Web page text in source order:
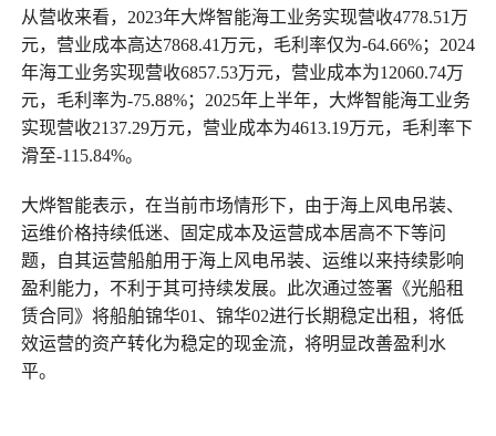
从营收来看，2023年大烨智能海工业务实现营收4778.51万
元，营业成本高达7868.41万元，毛利率仅为-64.66%；2024
年海工业务实现营收6857.53万元，营业成本为12060.74万
元，毛利率为-75.88%；2025年上半年，大烨智能海工业务
实现营收2137.29万元，营业成本为4613.19万元，毛利率下
滑至-115.84%。
大烨智能表示，在当前市场情形下，由于海上风电吊装、
运维价格持续低迷、固定成本及运营成本居高不下等问
题，自其运营船舶用于海上风电吊装、运维以来持续影响
盈利能力，不利于其可持续发展。此次通过签署《光船租
赁合同》将船舶锦华01、锦华02进行长期稳定出租，将低
效运营的资产转化为稳定的现金流，将明显改善盈利水
平。